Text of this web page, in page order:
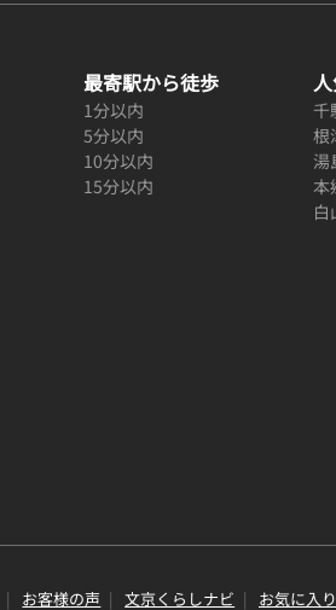
最寄駅から徒歩
1分以内
5分以内
10分以内
15分以内
千
根
湯
本
白
お客様の声 文京くらしナビ お気に入